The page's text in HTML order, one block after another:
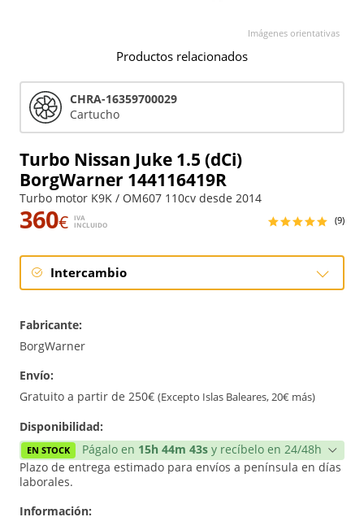
Turbo Nissan Juke 1.5 (dCi)
BorgWarner 144116419R
Turbo motor K9K / OM607 110cv desde 2014
360€
IVA
INCLUIDO
(9)
Intercambio
Reconstrucción
Fabricante:
BorgWarner
Envío:
Gratuito a partir de 250€ (Excepto Islas Baleares, 20€ más)
Disponibilidad:
EN STOCK Págalo en 15h 44m 43s y recíbelo en 24/48h
Plazo de entrega estimado para envíos a península en días
laborales.
Información:
Imágenes orientativas
Productos relacionados
CHRA-16359700029
Cartucho